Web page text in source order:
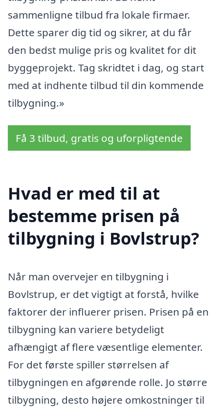
sammenligne tilbud fra lokale firmaer.
Dette sparer dig tid og sikrer, at du får
den bedst mulige pris og kvalitet for dit
byggeprojekt. Tag skridtet i dag, og start
med at indhente tilbud til din kommende
tilbygning.»
Få 3 tilbud, gratis og uforpligtende
Hvad er med til at
bestemme prisen på
tilbygning i Bovlstrup?
Når man overvejer en tilbygning i
Bovlstrup, er det vigtigt at forstå, hvilke
faktorer der influerer prisen. Prisen på en
tilbygning kan variere betydeligt
afhængigt af flere væsentlige elementer.
For det første spiller størrelsen af
tilbygningen en afgørende rolle. Jo større
tilbygning, desto højere omkostninger til